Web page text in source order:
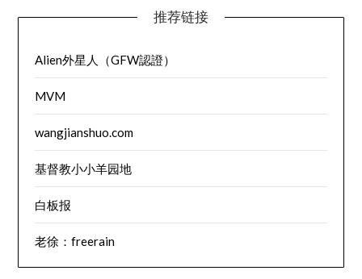
推荐链接
Alien外星人（GFW認證）
MVM
wangjianshuo.com
基督教小小羊园地
白板报
老徐：freerain